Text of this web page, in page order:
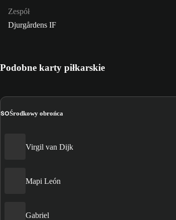
Zespół
Djurgårdens IF
Podobne karty piłkarskie
ŚOŚrodkowy obrońca
Virgil van Dijk
Mapi León
Gabriel